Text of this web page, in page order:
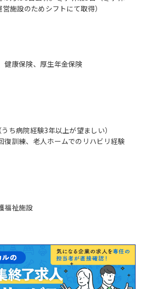
施設のためシフトにて取得）
健康保険、厚生年金保険
ち病院経験3年以上が望ましい）
訓練、老人ホームでのリハビリ経験
福祉施設